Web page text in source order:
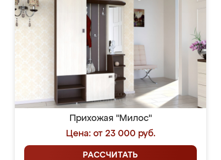
Прихожая "Милос"
Цена: от 23 000 руб.
РАССЧИТАТЬ